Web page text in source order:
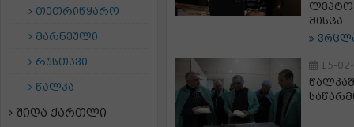
თეთრიწყარო
მარნეული
რუსთავი
წალკა
შიდა ქართლი
მისცა
15-